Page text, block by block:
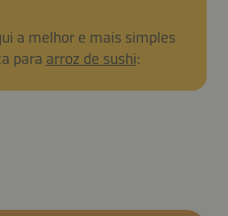
a melhor e mais simples
para arroz de sushi: